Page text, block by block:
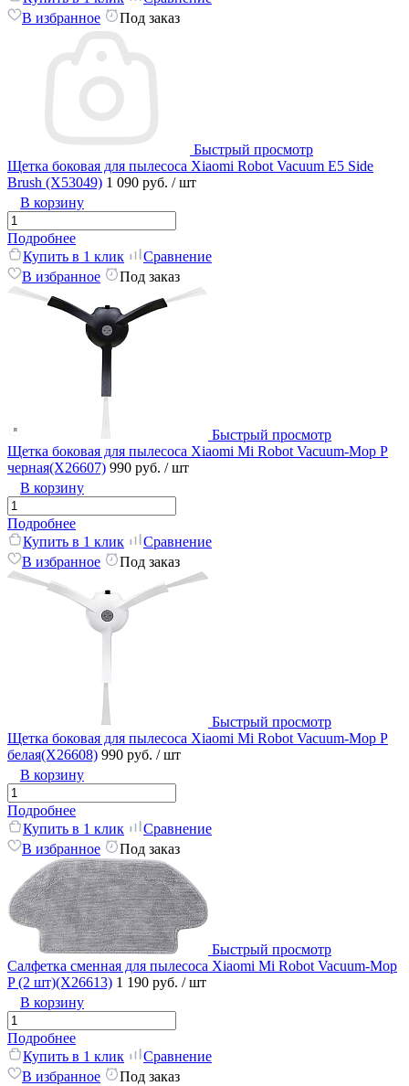
В избранное
Под заказ
Быстрый просмотр
Щетка боковая для пылесоса Xiaomi Robot Vacuum E5 Side
Brush (X53049) 1 090 руб. / шт
В корзину
Подробнее
Купить в 1 клик
Сравнение
В избранное
Под заказ
Быстрый просмотр
Щетка боковая для пылесоса Xiaomi Mi Robot Vacuum-Mop P
черная(X26607) 990 руб. / шт
В корзину
Подробнее
Купить в 1 клик
Сравнение
В избранное
Под заказ
Быстрый просмотр
Щетка боковая для пылесоса Xiaomi Mi Robot Vacuum-Mop P
белая(X26608) 990 руб. / шт
В корзину
Подробнее
Купить в 1 клик
Сравнение
В избранное
Под заказ
Быстрый просмотр
Салфетка сменная для пылесоса Xiaomi Mi Robot Vacuum-Mop
P (2 шт)(X26613) 1 190 руб. / шт
В корзину
Подробнее
Купить в 1 клик
Сравнение
В избранное
Под заказ